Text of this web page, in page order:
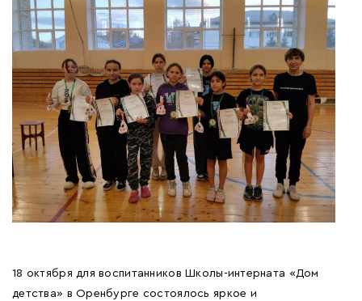
18 октября для воспитанников Школы-интерната «Дом
детства» в Оренбурге состоялось яркое и